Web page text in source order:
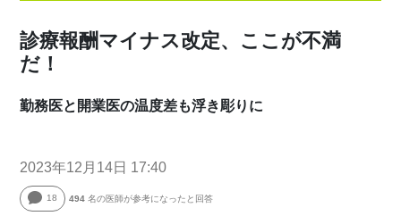
診療報酬マイナス改定、ここが不満
だ！
勤務医と開業医の温度差も浮き彫りに
2023年12月14日 17:40
18 494 名の医師が参考になったと回答